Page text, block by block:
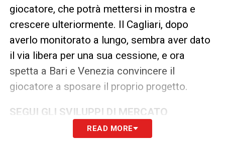
giocatore, che potrà mettersi in mostra e
crescere ulteriormente. Il Cagliari, dopo
averlo monitorato a lungo, sembra aver dato
il via libera per una sua cessione, e ora
spetta a Bari e Venezia convincere il
giocatore a sposare il proprio progetto.
SEGUI GLI SVILUPPI DI MERCATO
READ MORE